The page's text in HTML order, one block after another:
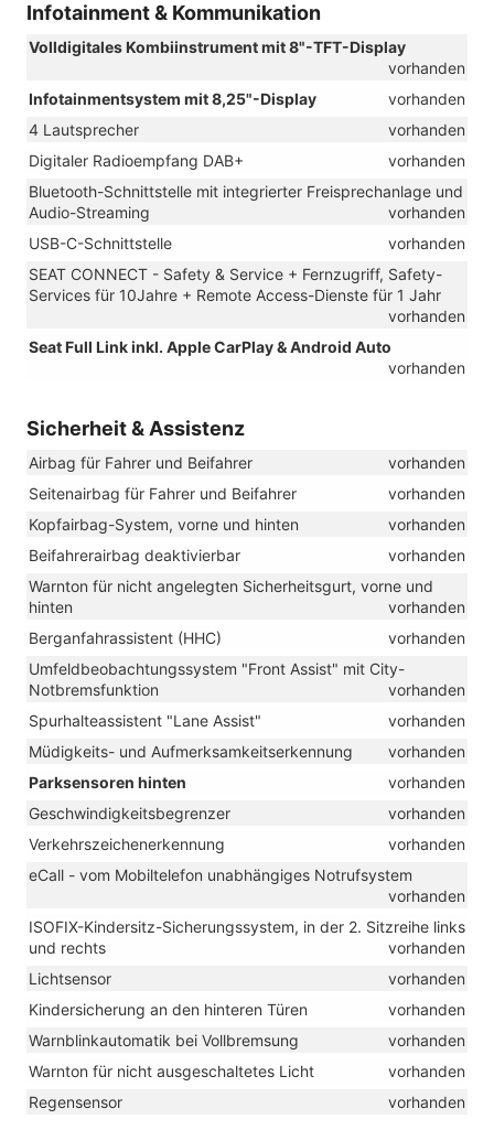
Infotainment & Kommunikation
Volldigitales Kombiinstrument mit 8"-TFT-Display
vorhanden
Infotainmentsystem mit 8,25"-Display
vorhanden
4 Lautsprecher
vorhanden
Digitaler Radioempfang DAB+
vorhanden
Bluetooth-Schnittstelle mit integrierter Freisprechanlage und
Audio-Streaming
vorhanden
USB-C-Schnittstelle
vorhanden
SEAT CONNECT - Safety & Service + Fernzugriff, Safety-
Services für 10Jahre + Remote Access-Dienste für 1 Jahr
vorhanden
Seat Full Link inkl. Apple CarPlay & Android Auto
vorhanden
Sicherheit & Assistenz
Airbag für Fahrer und Beifahrer
vorhanden
Seitenairbag für Fahrer und Beifahrer
vorhanden
Kopfairbag-System, vorne und hinten
vorhanden
Beifahrerairbag deaktivierbar
vorhanden
Warnton für nicht angelegten Sicherheitsgurt, vorne und
hinten
vorhanden
Berganfahrassistent (HHC)
vorhanden
Umfeldbeobachtungssystem "Front Assist" mit City-
Notbremsfunktion
vorhanden
Spurhalteassistent "Lane Assist"
vorhanden
Müdigkeits- und Aufmerksamkeitserkennung
vorhanden
Parksensoren hinten
vorhanden
Geschwindigkeitsbegrenzer
vorhanden
Verkehrszeichenerkennung
vorhanden
eCall - vom Mobiltelefon unabhängiges Notrufsystem
vorhanden
ISOFIX-Kindersitz-Sicherungssystem, in der 2. Sitzreihe links
und rechts
vorhanden
Lichtsensor
vorhanden
Kindersicherung an den hinteren Türen
vorhanden
Warnblinkautomatik bei Vollbremsung
vorhanden
Warnton für nicht ausgeschaltetes Licht
vorhanden
Regensensor
vorhanden